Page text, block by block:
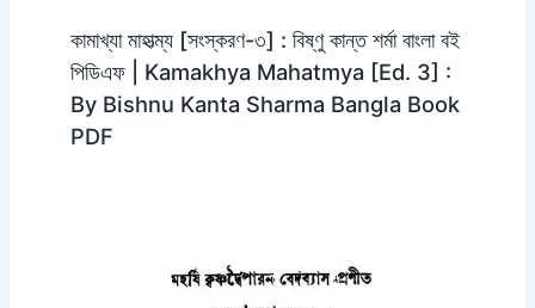
কামাখ্যা মাহাত্ম্য [সংস্করণ-৩] : বিষ্ণু কান্ত শর্মা বাংলা বই
পিডিএফ | Kamakhya Mahatmya [Ed. 3] :
By Bishnu Kanta Sharma Bangla Book
PDF